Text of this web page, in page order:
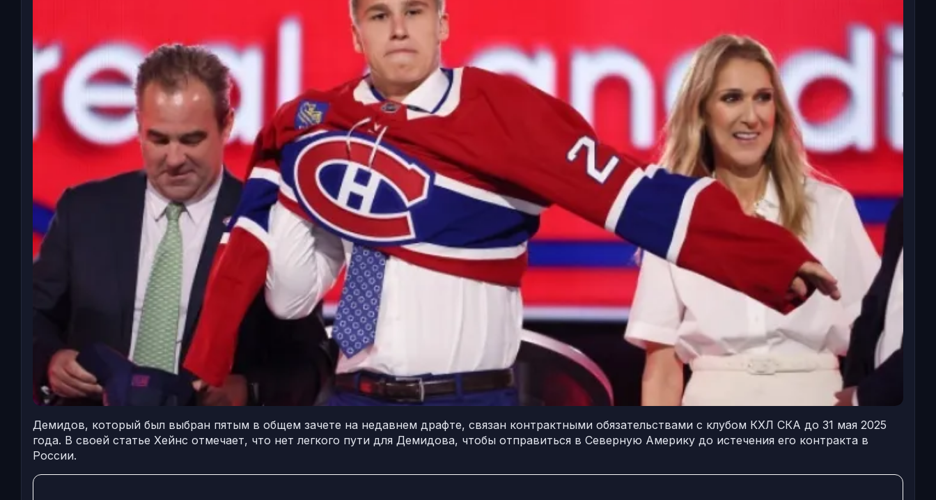
Демидов, который был выбран пятым в общем зачете на недавнем драфте, связан контрактными обязательствами с клубом КХЛ СКА до 31 мая 2025
года. В своей статье Хейнс отмечает, что нет легкого пути для Демидова, чтобы отправиться в Северную Америку до истечения его контракта в
России.